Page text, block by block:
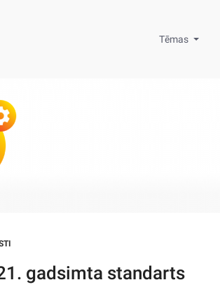
Tēmas
gadsimta standarts